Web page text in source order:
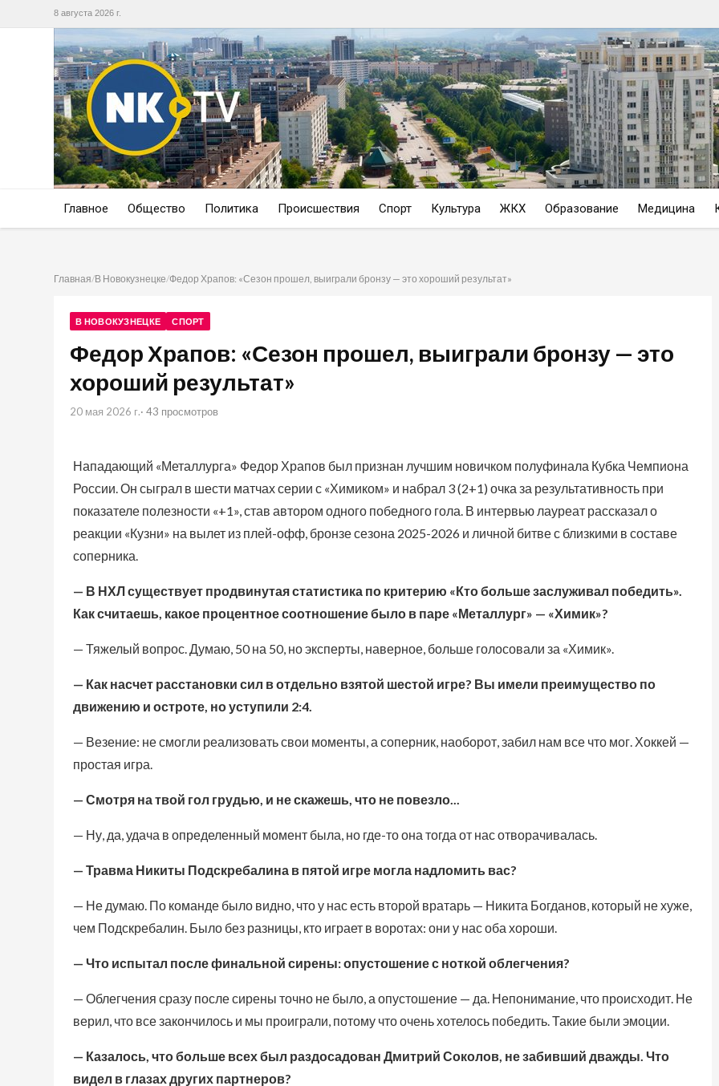
8 августа 2026 г.
Главное Общество Политика Происшествия Спорт Культура ЖКХ Образование Медицина
Главная/В Новокузнецке/Федор Храпов: «Сезон прошел, выиграли бронзу — это хороший результат»
В НОВОКУЗНЕЦКЕ СПОРТ
Федор Храпов: «Сезон прошел, выиграли бронзу — это
хороший результат»
20 мая 2026 г.· 43 просмотров
Нападающий «Металлурга» Федор Храпов был признан лучшим новичком полуфинала Кубка Чемпиона
России. Он сыграл в шести матчах серии с «Химиком» и набрал 3 (2+1) очка за результативность при
показателе полезности «+1», став автором одного победного гола. В интервью лауреат рассказал о
реакции «Кузни» на вылет из плей-офф, бронзе сезона 2025-2026 и личной битве с близкими в составе
соперника.
— В НХЛ существует продвинутая статистика по критерию «Кто больше заслуживал победить».
Как считаешь, какое процентное соотношение было в паре «Металлург» — «Химик»?
— Тяжелый вопрос. Думаю, 50 на 50, но эксперты, наверное, больше голосовали за «Химик».
— Как насчет расстановки сил в отдельно взятой шестой игре? Вы имели преимущество по
движению и остроте, но уступили 2:4.
— Везение: не смогли реализовать свои моменты, а соперник, наоборот, забил нам все что мог. Хоккей —
простая игра.
— Смотря на твой гол грудью, и не скажешь, что не повезло...
— Ну, да, удача в определенный момент была, но где-то она тогда от нас отворачивалась.
— Травма Никиты Подскребалина в пятой игре могла надломить вас?
— Не думаю. По команде было видно, что у нас есть второй вратарь — Никита Богданов, который не хуже,
чем Подскребалин. Было без разницы, кто играет в воротах: они у нас оба хороши.
— Что испытал после финальной сирены: опустошение с ноткой облегчения?
— Облегчения сразу после сирены точно не было, а опустошение — да. Непонимание, что происходит. Не
верил, что все закончилось и мы проиграли, потому что очень хотелось победить. Такие были эмоции.
— Казалось, что больше всех был раздосадован Дмитрий Соколов, не забивший дважды. Что
видел в глазах других партнеров?